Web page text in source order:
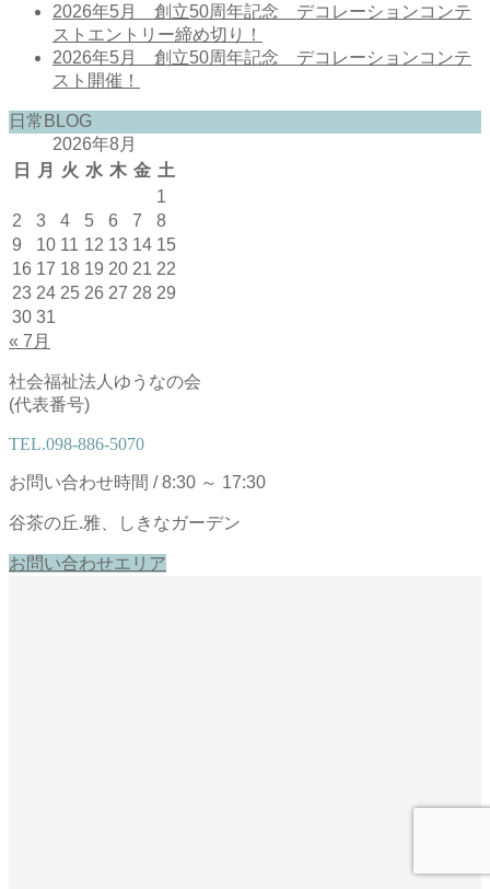
2026年5月 創立50周年記念 デコレーションコンテ
ストエントリー締め切り！
2026年5月 創立50周年記念 デコレーションコンテ
スト開催！
日常BLOG
2026年8月
日
月 火 水 木 金 土
1
2
3 4 5 6 7
8
9
10 11 12 13 14 15
16 17 18 19 20 21 22
23 24 25 26 27 28 29
30 31
« 7月
社会福祉法人ゆうなの会
(代表番号)
TEL.098-886-5070
お問い合わせ時間 / 8:30 ～ 17:30
谷茶の丘.雅、しきなガーデン
お問い合わせエリア